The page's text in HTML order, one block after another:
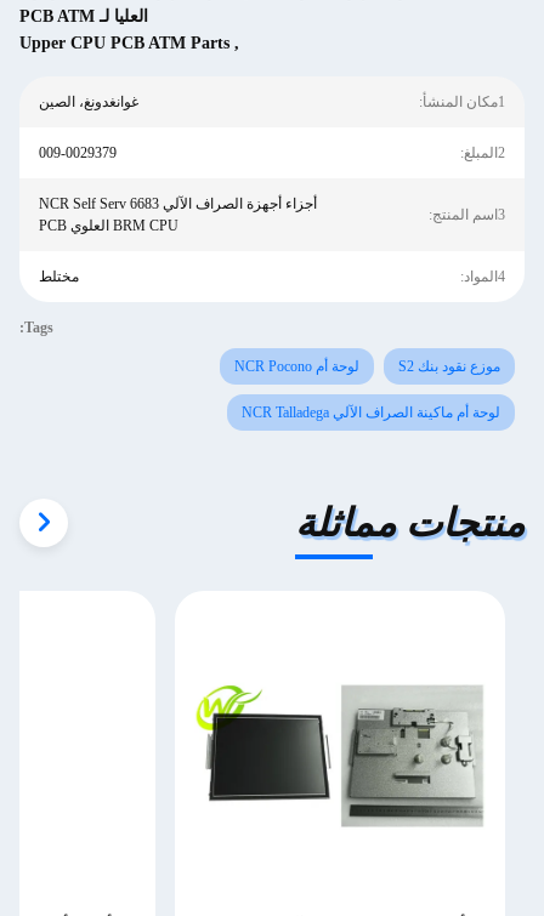
العليا لـ PCB ATM
,
Upper CPU PCB ATM Parts
1مكان المنشأ: غوانغدونغ، الصين
2المبلغ: 009-0029379
3اسم المنتج:
أجزاء أجهزة الصراف الآلي NCR Self Serv 6683
BRM CPU العلوي PCB
4المواد: مختلط
Tags:
موزع نقود بنك S2 لوحة أم NCR Pocono
لوحة أم ماكينة الصراف الآلي NCR Talladega
منتجات مماثلة